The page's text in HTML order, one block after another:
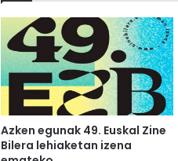
Azken egunak 49. Euskal Zine
Bilera lehiaketan izena